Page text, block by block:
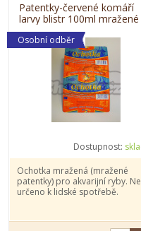
Patentky-červené komáří
larvy blistr 100ml
ochotka
Osobní odběr
Dostupnost:
Ochotka mražená (mražené
patentky) pro akvarijní ryby.
určeno k lidské spotřebě.